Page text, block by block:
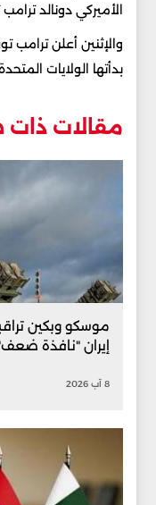
الأميركي دونالد
والإثنين أعلن ترامب
بدأتها الولايات المتحدة
مقالات
موسكو وبكين
إيران "نافذة
8 آب 2026